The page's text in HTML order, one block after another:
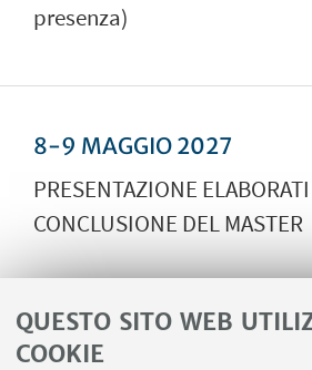
QUESTO SITO WEB
COOKIE
presenza)
8-9 MAGGIO 2027
PRESENTAZIONE
CONCLUSIONE DEL MASTER